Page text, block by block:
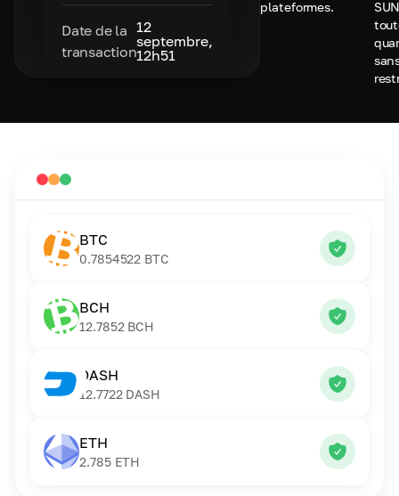
Date de la
transaction
12
septembre,
12h51
plateformes.
BTC
0.7854522 BTC
BCH
12.7852 BCH
DASH
12.7722 DASH
ETH
2.785 ETH